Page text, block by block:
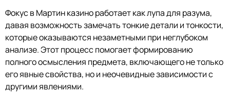
Фокус в Мартин казино работает как лупа для разума,
давая возможность замечать тонкие детали и тонкости,
которые оказываются незаметными при неглубоком
анализе. Этот процесс помогает формированию
полного осмысления предмета, включающего не только
его явные свойства, но и неочевидные зависимости с
другими явлениями.